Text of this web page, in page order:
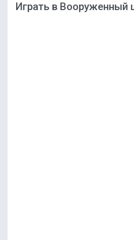
Играть в Вооруженный